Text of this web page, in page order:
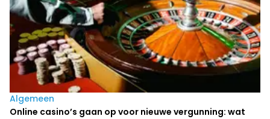
Algemeen
Online casino’s gaan op voor nieuwe vergunning: wat